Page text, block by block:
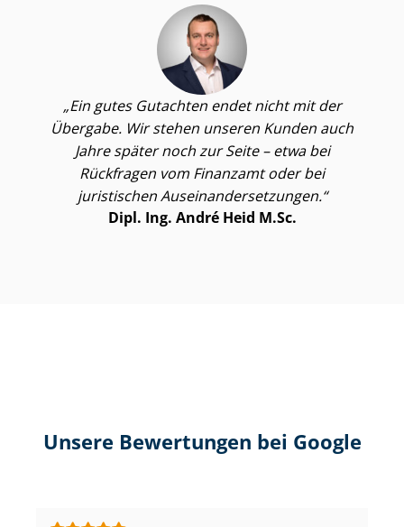
Ein gutes Gutachten endet nicht mit der
Übergabe. Wir stehen unseren Kunden auch
Jahre später noch zur Seite – etwa bei
Rückfragen vom Finanzamt oder bei
juristischen Aus­ein­an­der­set­zun­gen.
Dipl. Ing. André Heid M.Sc.
Unsere Bewertungen bei Google